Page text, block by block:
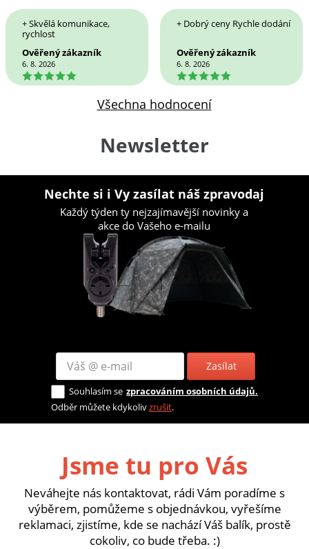
+ Skvělá komunikace,
rychlost
Ověřený zákazník
6. 8. 2026
5
+ Dobrý ceny Rychle dodání
Ověřený zákazník
6. 8. 2026
5
Všechna hodnocení
Newsletter
Nechte si i Vy zasílat náš zpravodaj
Každý týden ty nejzajímavější novinky a
akce do Vašeho e-mailu
Zasílat
Souhlasím se zpracováním osobních údajů.
Odběr můžete kdykolivzrušit.
Jsme tu pro Vás
Neváhejte nás kontaktovat, rádi Vám poradíme s
výběrem, pomůžeme s objednávkou, vyřešíme
reklamaci, zjistíme, kde se nachází Váš balík, prostě
cokoliv, co bude třeba. :)